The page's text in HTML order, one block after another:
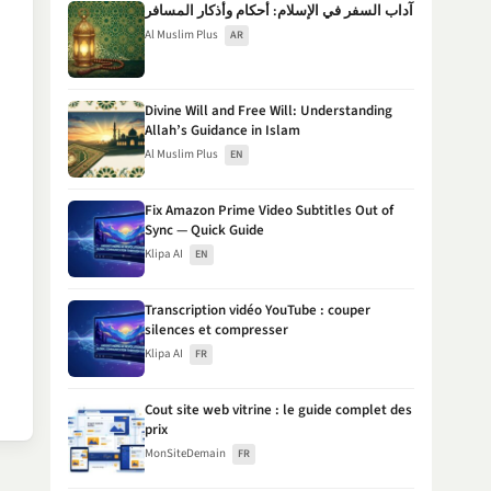
آداب السفر في الإسلام: أحكام وأذكار المسافر
Al Muslim Plus AR
Divine Will and Free Will: Understanding
Allah’s Guidance in Islam
Al Muslim Plus EN
Fix Amazon Prime Video Subtitles Out of
Sync — Quick Guide
Klipa AI EN
Transcription vidéo YouTube : couper
silences et compresser
Klipa AI FR
Cout site web vitrine : le guide complet des
prix
MonSiteDemain FR